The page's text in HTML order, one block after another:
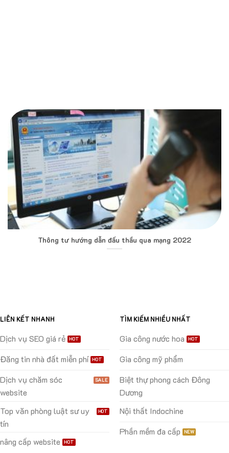
Thông tư hướng dẫn đấu thầu qua mạng 2022
LIÊN KẾT NHANH
Dịch vụ SEO giá rẻ
Đăng tin nhà đất miễn phí
Dịch vụ chăm sóc
website
Top văn phòng luật sư uy
tín
nâng cấp website
TÌM KIẾM NHIỀU NHẤT
Gia công nước hoa
Gia công mỹ phẩm
Biệt thự phong cách Đông
Dương
Nội thất Indochine
Phần mềm đa cấp